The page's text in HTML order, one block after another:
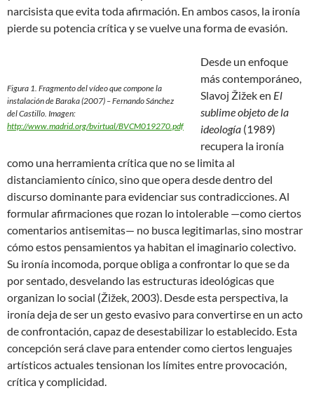
narcisista que evita toda afirmación. En ambos casos, la ironía
pierde su potencia crítica y se vuelve una forma de evasión.
Figura 1. Fragmento del vídeo que compone la
instalación deBaraka(2007) – Fernando Sánchez
del Castillo. Imagen:
http://www.madrid.org/bvirtual/BVCM019270.pdf
Desde un enfoque
más contemporáneo,
Slavoj Žižek en El
sublime objeto de la
ideología (1989)
recupera la ironía
como una herramienta crítica que no se limita al
distanciamiento cínico, sino que opera desde dentro del
discurso dominante para evidenciar sus contradicciones. Al
formular afirmaciones que rozan lo intolerable —como ciertos
comentarios antisemitas— no busca legitimarlas, sino mostrar
cómo estos pensamientos ya habitan el imaginario colectivo.
Su ironía incomoda, porque obliga a confrontar lo que se da
por sentado, desvelando las estructuras ideológicas que
organizan lo social (Žižek, 2003). Desde esta perspectiva, la
ironía deja de ser un gesto evasivo para convertirse en un acto
de confrontación, capaz de desestabilizar lo establecido. Esta
concepción será clave para entender como ciertos lenguajes
artísticos actuales tensionan los límites entre provocación,
crítica y complicidad.